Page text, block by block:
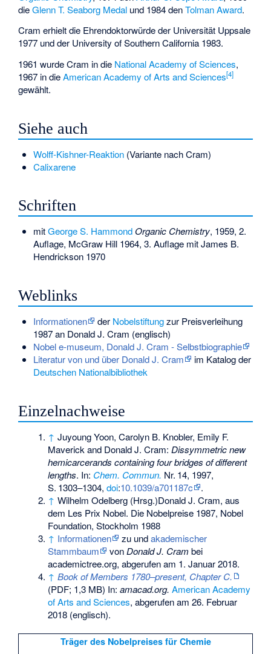
dieGlenn T. Seaborg Medal und 1984 denTolman Award.
Cram erhielt die Ehrendoktorwürde der Universität Uppsale
1977 und der University of Southern California 1983.
1961 wurde Cram in die National Academy of Sciences,
1967 in dieAmerican Academy of Arts and Sciences[4]
gewählt.
Siehe auch
Wolff-Kishner-Reaktion(Variante nach Cram)
Calixarene
Schriften
mitGeorge S. Hammond Organic Chemistry, 1959, 2.
Auflage, McGraw Hill 1964, 3. Auflage mit James B.
Hendrickson 1970
Weblinks
Informationen der Nobelstiftungzur Preisverleihung
1987 an Donald J. Cram (englisch)
Nobel e-museum, Donald J. Cram - Selbstbiographie
Literatur von und über Donald J. Cram
im Katalog der
Deutschen Nationalbibliothek
Einzelnachweise
↑ Juyoung Yoon, Carolyn B. Knobler, Emily F.
Maverick and Donald J. Cram:Dissymmetric new
hemicarcerands containing four bridges of different
lengths. In: Chem. Commun. Nr. 14, 1997,
S. 1303–1304,doi:10.1039/a701187c
.
↑ Wilhelm Odelberg (Hrsg.)Donald J. Cram, aus
dem Les Prix Nobel. Die Nobelpreise 1987, Nobel
Foundation, Stockholm 1988
↑ Informationen zu undakademischer
Stammbaum
vonDonald J. Cram bei
academictree.org, abgerufen am 1. Januar 2018.
↑ Book of Members 1780–present, Chapter C.
(PDF; 1,3 MB) In:amacad.org. American Academy
of Arts and Sciences, abgerufen am 26. Februar
2018 (englisch).
Träger des Nobelpreises für Chemie